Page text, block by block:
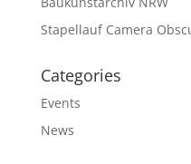
Stapellauf Camera
Categories
Events
News